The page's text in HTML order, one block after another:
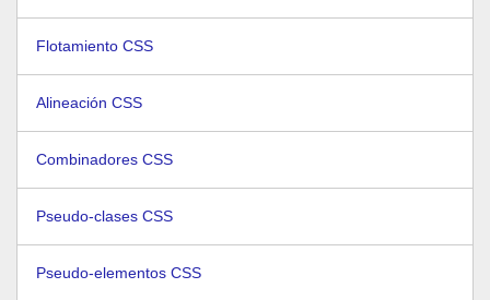
Flotamiento CSS
Alineación CSS
Combinadores CSS
Pseudo-clases CSS
Pseudo-elementos CSS